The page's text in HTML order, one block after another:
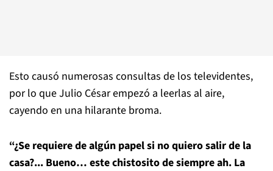
Esto causó numerosas consultas de los televidentes,
por lo que Julio César empezó a leerlas al aire,
cayendo en una hilarante broma.
“¿Se requiere de algún papel si no quiero salir de la
casa?... Bueno… este chistosito de siempre ah. La